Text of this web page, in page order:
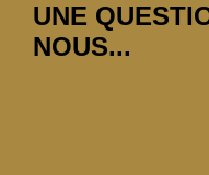
UNE
NOUS...